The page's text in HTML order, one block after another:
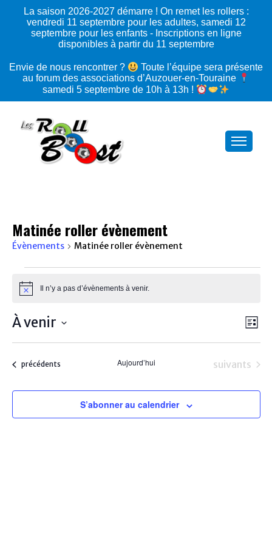
La saison 2026‑2027 démarre ! On remet les rollers :
vendredi 11 septembre pour les adultes, samedi 12
septembre pour les enfants - Inscriptions en ligne
disponibles à partir du 11 septembre
Envie de nous rencontrer ?
Toute l’équipe sera présente
au forum des associations d’Auzouer-en-Touraine
samedi 5 septembre de 10h à 13h !
Matinée roller évènement
Évènements Matinée roller évènement
Évènements
Notice Il n’y a pas d’évènements à venir.
par
Liste
À venir
Sélectionnez
une
date.
Évènements
précédents Aujourd’hui Évènements
suivants
S’abonner au calendrier